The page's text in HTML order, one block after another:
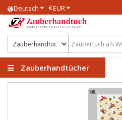
Deutsch €EUR
Zauberhandtücher